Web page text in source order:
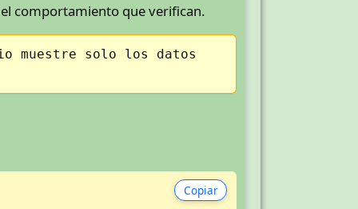
comportamiento que verifican.
muestre solo los datos
Copiar